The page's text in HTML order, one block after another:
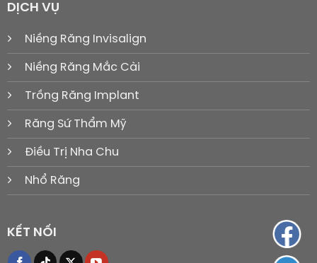
DỊCH VỤ
Niềng Răng Invisalign
Niềng Răng Mắc Cài
Trồng Răng Implant
Răng Sứ Thẩm Mỹ
Điều Trị Nha Chu
Nhổ Răng
KẾT NỐI